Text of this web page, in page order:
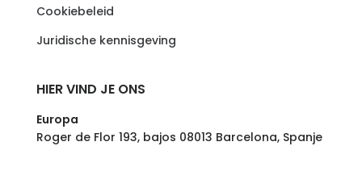
Cookiebeleid
Juridische kennisgeving
HIER VIND JE ONS
Europa
Roger de Flor 193, bajos 08013 Barcelona, Spanje